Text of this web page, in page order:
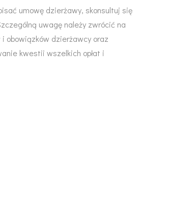
umowę dzierżawy, skonsultuj się
uwagę należy zwrócić na
obowiązków dzierżawcy oraz
kwestii wszelkich opłat i